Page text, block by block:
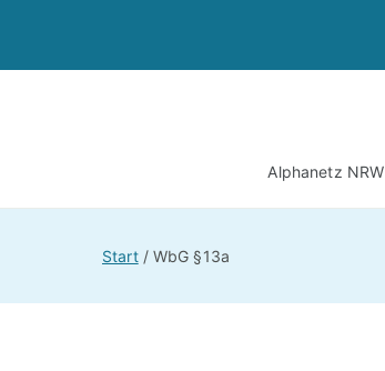
springen
Alphanetz NRW
Start WbG §13a